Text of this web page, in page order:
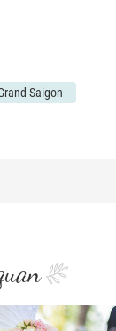
Saigon